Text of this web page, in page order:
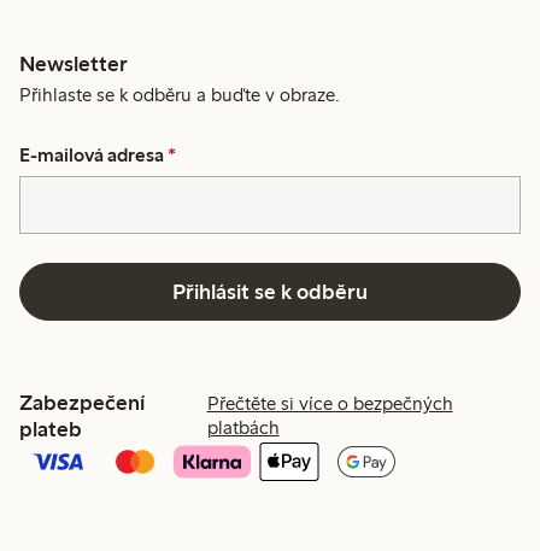
Newsletter
Přihlaste se k odběru a buďte v obraze.
E-mailová adresa *
Přihlásit se k odběru
Zabezpečení
plateb
Přečtěte si více o bezpečných
platbách